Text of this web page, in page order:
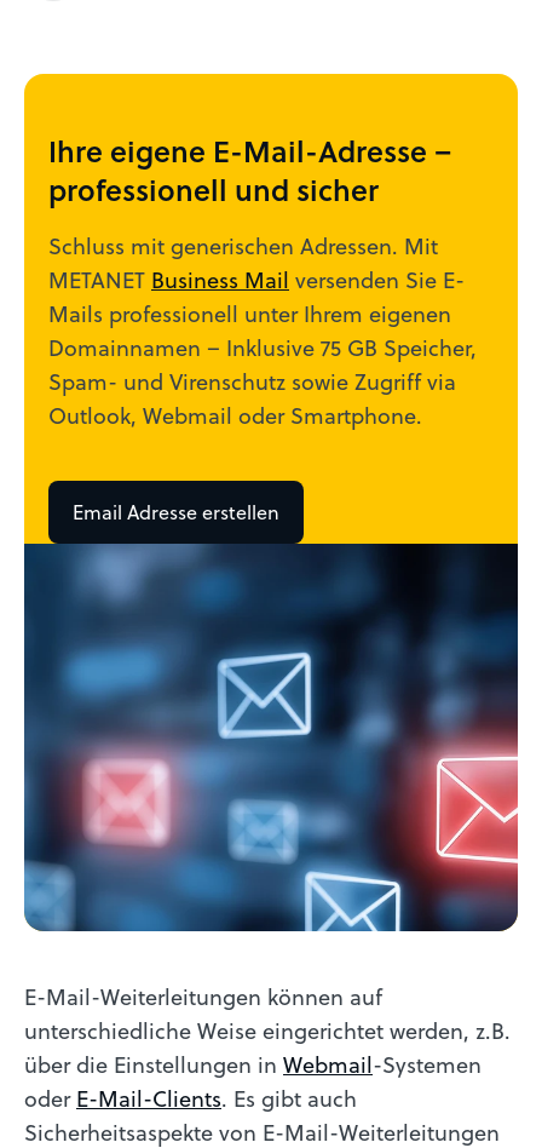
Ihre eigene E-Mail-Adresse –
professionell und sicher
Schluss mit generischen Adressen. Mit
METANET Business Mail versenden Sie E-
Mails professionell unter Ihrem eigenen
Domainnamen – Inklusive 75 GB Speicher,
Spam- und Virenschutz sowie Zugriff via
Outlook, Webmail oder Smartphone.
Email Adresse erstellen
E-Mail-Weiterleitungen können auf
unterschiedliche Weise eingerichtet werden, z.B.
über die Einstellungen in Webmail-Systemen
oderE-Mail-Clients. Es gibt auch
Sicherheitsaspekte von E-Mail-Weiterleitungen